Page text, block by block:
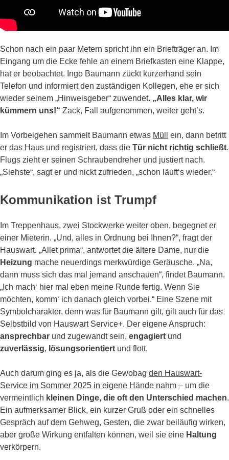
Schon nach ein paar Metern spricht ihn ein Briefträger an. Im
Eingang um die Ecke fehle an einem Briefkasten eine Klappe,
hat er beobachtet. Ingo Baumann zückt kurzerhand sein
Telefon und informiert den zuständigen Kollegen, ehe er sich
wieder seinem „Hinweisgeber“ zuwendet. „Alles klar, wir
kümmern uns!“ Zack, Fall aufgenommen, weiter geht’s.
Im Vorbeigehen sammelt Baumann etwas Müll
ein, dann betritt
er das Haus und registriert, dass die Tür nicht richtig schließt.
Flugs zieht er seinen Schraubendreher und justiert nach.
„Siehste“, sagt er und nickt zufrieden, „schon läuft‘s wieder.“
Kommunikation ist Trumpf
Im Treppenhaus, zwei Stockwerke weiter oben, begegnet er
einer Mieterin. „Und, alles in Ordnung bei Ihnen?“, fragt der
Hauswart. „Allet prima“, antwortet die ältere Dame, nur die
Heizung mache neuerdings merkwürdige Geräusche. „Na,
dann muss sich das mal jemand anschauen“, findet Baumann.
„Ich mach‘ hier mal eben meine Runde fertig. Wenn Sie
möchten, komm‘ ich danach gleich vorbei.“ Eine Szene mit
Symbolcharakter, denn was für Baumann gilt, gilt auch für das
Selbstbild von Hauswart Service+. Der eigene Anspruch:
ansprechbar und zugewandt sein, engagiert und
zuverlässig, lösungsorientiert und flott.
Auch darum ging es ja, als die Gewobag den Hauswart-
Service im Sommer 2025 in eigene Hände nahm – um die
vermeintlich kleinen Dinge, die oft den Unterschied machen.
Ein aufmerksamer Blick, ein kurzer Gruß oder ein schnelles
Gespräch auf dem Gehweg, Gesten, die zwar beiläufig wirken,
aber große Wirkung entfalten können, weil sie eine Haltung
verkörpern.